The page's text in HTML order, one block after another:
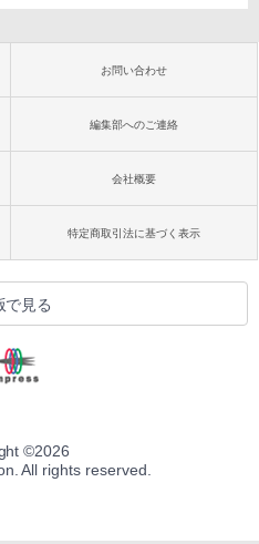
お問い合わせ
編集部へのご連絡
会社概要
特定商取引法に基づく表示
で見る
©2026
All rights reserved.